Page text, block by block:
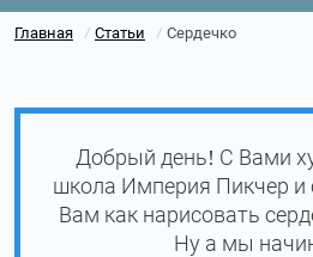
Главная / Статьи / Сердечко
Добрый день! С Вами
школа Империя Пикчер и
Вам как нарисовать
Ну а мы